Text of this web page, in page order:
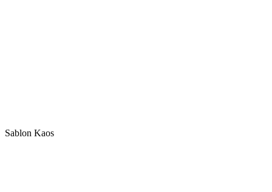
Sablon Kaos